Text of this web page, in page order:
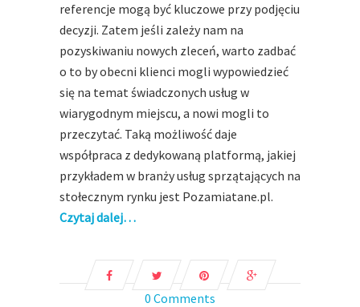
referencje mogą być kluczowe przy podjęciu
decyzji. Zatem jeśli zależy nam na
pozyskiwaniu nowych zleceń, warto zadbać
o to by obecni klienci mogli wypowiedzieć
się na temat świadczonych usług w
wiarygodnym miejscu, a nowi mogli to
przeczytać. Taką możliwość daje
współpraca z dedykowaną platformą, jakiej
przykładem w branży usług sprzątających na
stołecznym rynku jest Pozamiatane.pl.
Czytaj dalej…
0 Comments